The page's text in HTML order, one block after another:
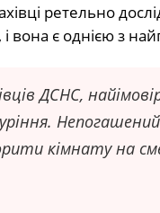
ретельно
є однією з
ДСНС,
кімнату на